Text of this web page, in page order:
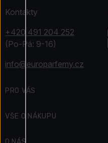
Kontakty
+420 491 204 252
(Po-Pá: 9-16)
info@europarfemy.cz
PRO VÁS
VŠE O NÁKUPU